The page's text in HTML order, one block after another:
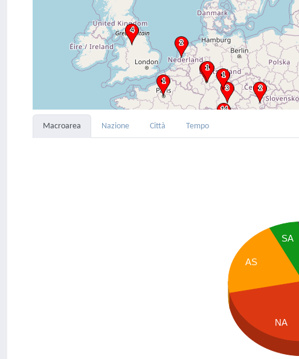
Macroarea Nazione Città Tempo
SA
AS
NA